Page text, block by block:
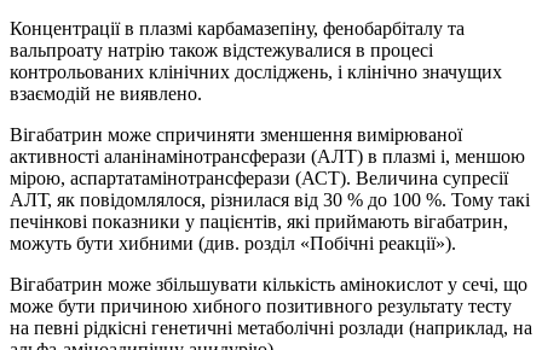
Концентрації в плазмі карбамазепіну, фенобарбіталу та
вальпроату натрію також відстежувалися в процесі
контрольованих клінічних досліджень, і клінічно значущих
взаємодій не виявлено.
Вігабатрин може спричиняти зменшення вимірюваної
активності аланінамінотрансферази (АЛТ) в плазмі і, меншою
мірою, аспартатамінотрансферази (АСТ). Величина супресії
АЛТ, як повідомлялося, різнилася від 30 % до 100 %. Тому такі
печінкові показники у пацієнтів, які приймають вігабатрин,
можуть бути хибними (див. розділ «Побічні реакції»).
Вігабатрин може збільшувати кількість амінокислот у сечі, що
може бути причиною хибного позитивного результату тесту
на певні рідкісні генетичні метаболічні розлади (наприклад, на